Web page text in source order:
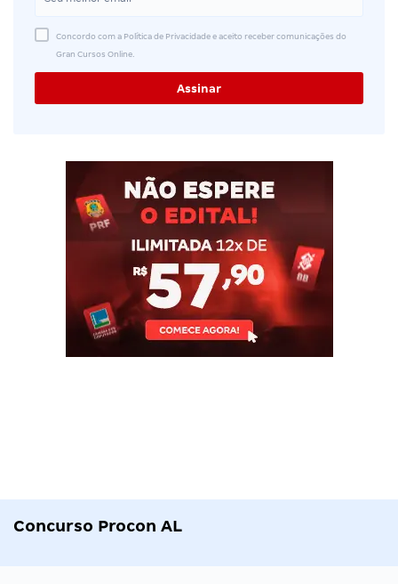
Concordo com a Política de Privacidade e aceito receber comunicações do
Gran Cursos Online.
Concurso Procon AL